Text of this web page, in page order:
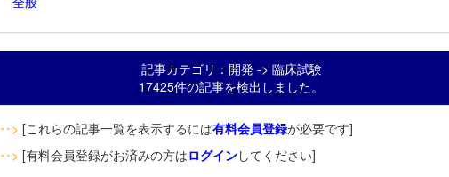
記事カテゴリ：開発 -> 臨床試験
17425件の記事を検出しました。
‥> [これらの記事一覧を表示するには有料会員登録が必要です]
‥> [有料会員登録がお済みの方はログインしてください]